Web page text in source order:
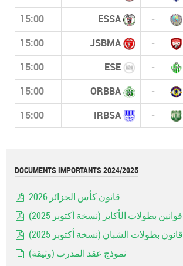
15:00 ESSA -
15:00 JSBMA -
15:00 ESE -
15:00 ORBBA -
15:00 IRBSA -
DOCUMENTS IMPORTANTS 2024/2025
قانون كأس الجزائر 2026
قوانين بطولات الأكابر (نسخة أكتوبر 2025)
قانون بطولات الشبان (نسخة أكتوبر 2025)
نموذج عقد المدرب (وثيقة)